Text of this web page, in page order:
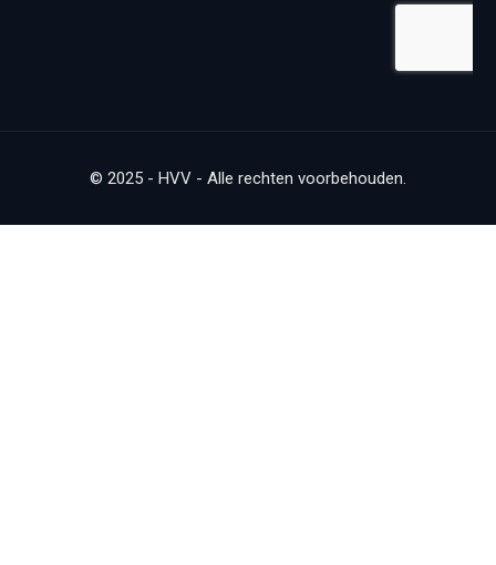
© 2025 - HVV - Alle rechten voorbehouden.